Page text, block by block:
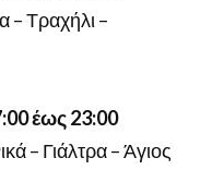
– Τραχήλι –
έως 23:00
– Γιάλτρα – Άγιος